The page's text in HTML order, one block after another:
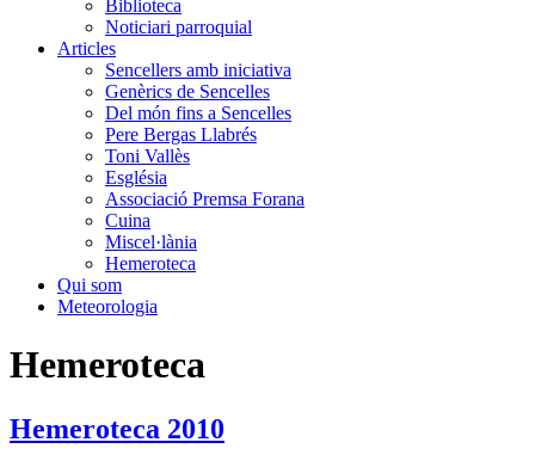
Biblioteca
Noticiari parroquial
Articles
Sencellers amb iniciativa
Genèrics de Sencelles
Del món fins a Sencelles
Pere Bergas Llabrés
Toni Vallès
Església
Associació Premsa Forana
Cuina
Miscel·lània
Hemeroteca
Qui som
Meteorologia
Hemeroteca
Hemeroteca 2010